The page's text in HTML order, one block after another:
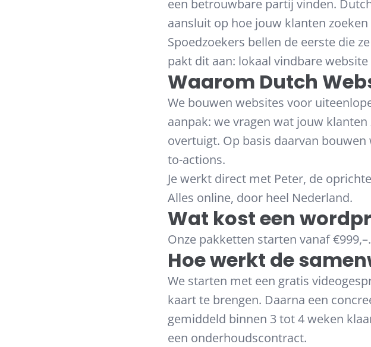
een betrouwbare partij vinden.
aansluit op hoe jouw klanten
Spoedzoekers bellen de eerste die
pakt dit aan: lokaal vindbare
Waarom Dutch
We bouwen websites voor
aanpak: we vragen wat jouw
overtuigt. Op basis daarvan
to-actions.
Je werkt direct met Peter, de
Alles online, door heel Nederland.
Wat kost een
Onze pakketten starten vanaf
Hoe werkt de
We starten met een gratis
kaart te brengen. Daarna een
gemiddeld binnen 3 tot 4 weken
een onderhoudscontract.